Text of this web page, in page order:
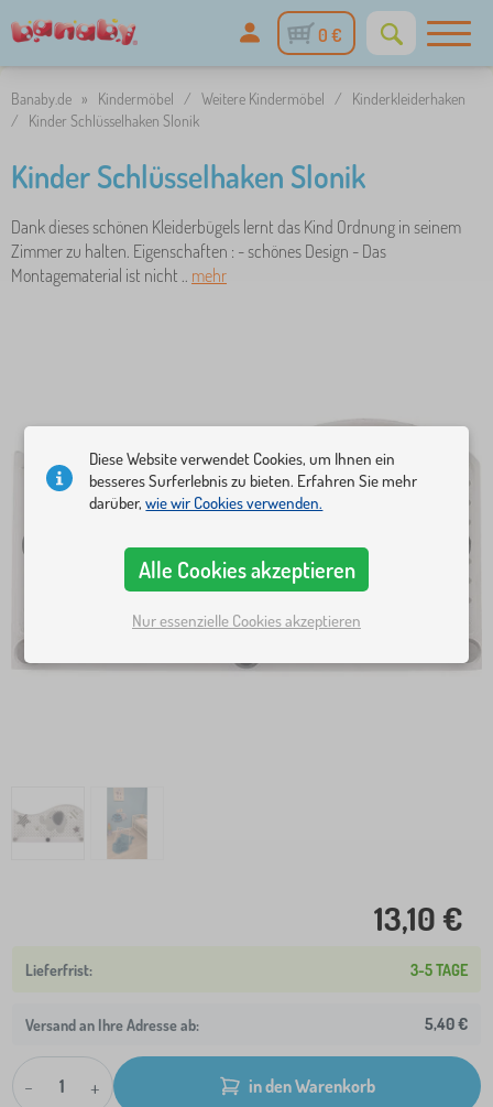
0 €
Banaby.de » Kindermöbel / Weitere Kindermöbel /
Kinderkleiderhaken
/
Kinder Schlüsselhaken Slonik
Kinder Schlüsselhaken Slonik
Dank dieses schönen Kleiderbügels lernt das Kind Ordnung in seinem
Zimmer zu halten. Eigenschaften : - schönes Design - Das
Montagematerial ist nicht .. mehr
13,10 €
3-5 TAGE
Versand an Ihre Adresse ab: 5,40 €
- + in den Warenkorb
Diese Website verwendet Cookies, um Ihnen ein
besseres Surferlebnis zu bieten. Erfahren Sie mehr
darüber,wie wir Cookies verwenden.
Alle Cookies akzeptieren
Nur essenzielle Cookies akzeptieren